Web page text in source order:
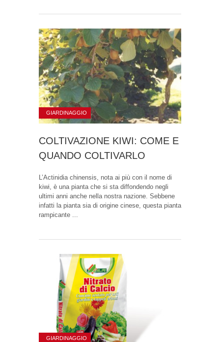
GIARDINAGGIO
COLTIVAZIONE KIWI: COME E
QUANDO COLTIVARLO
L’Actinidia chinensis, nota ai più con il nome di
kiwi, è una pianta che si sta diffondendo negli
ultimi anni anche nella nostra nazione. Sebbene
infatti la pianta sia di origine cinese, questa pianta
rampicante ...
GIARDINAGGIO